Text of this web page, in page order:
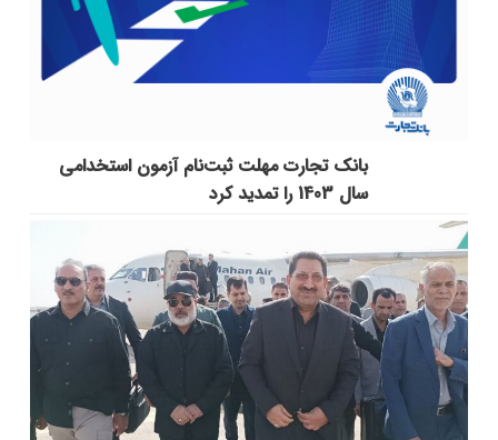
بانک تجارت مهلت ثبت‌نام آزمون استخدامی
سال 1403 را تمدید کرد